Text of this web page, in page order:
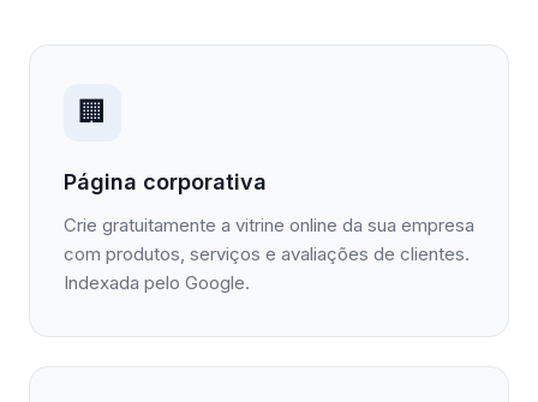
🏢
Página corporativa
Crie gratuitamente a vitrine online da sua empresa
com produtos, serviços e avaliações de clientes.
Indexada pelo Google.